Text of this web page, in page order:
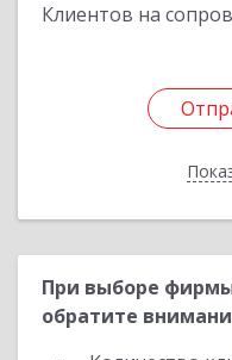
Клиентов на
При выборе
обратите